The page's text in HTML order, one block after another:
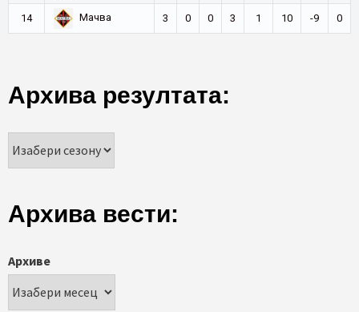
14 Мачва 3 0 0 3 1 10 -9 0
Архива резултата:
Архива вести:
Архиве